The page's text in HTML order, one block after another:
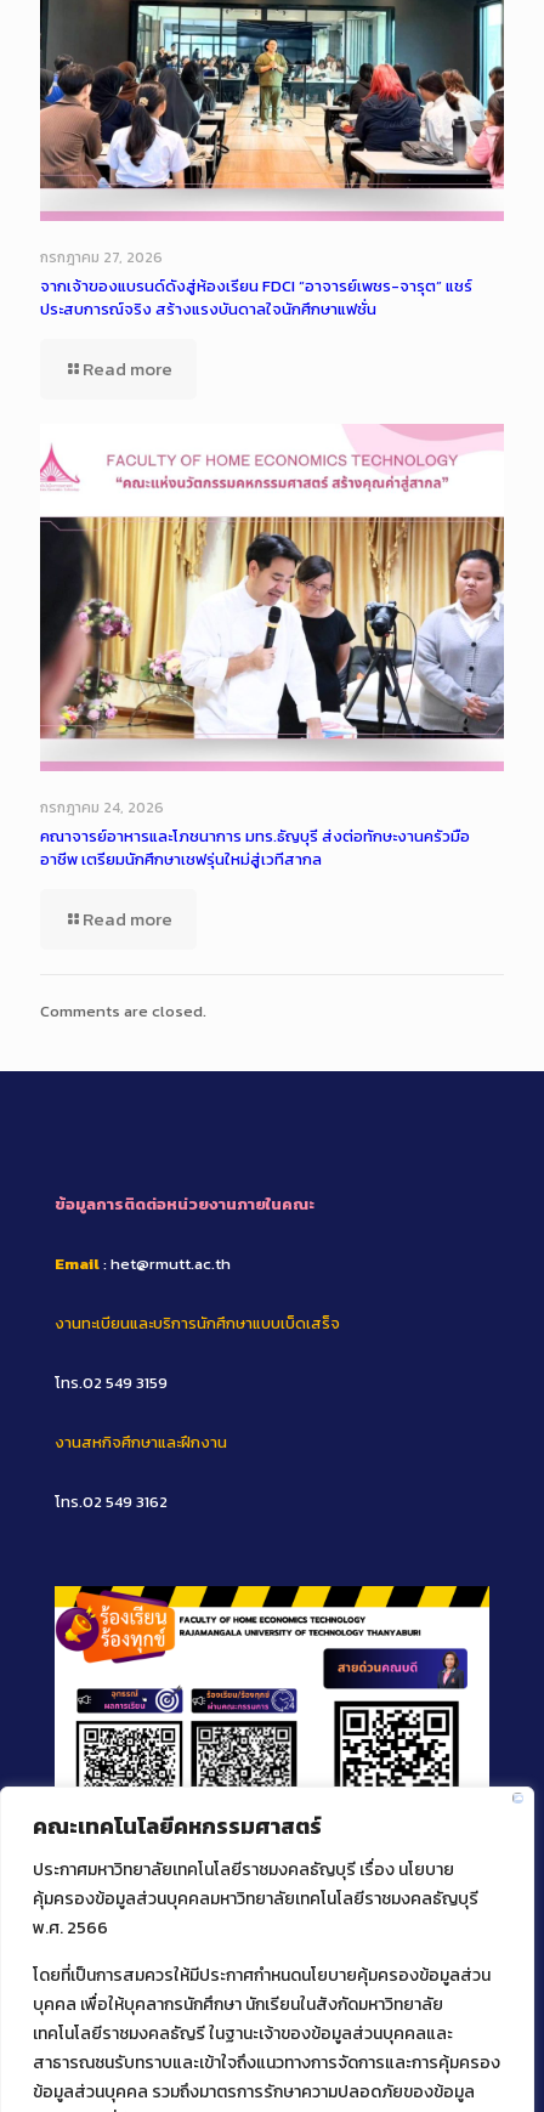
คณะเทคโนโลยีคหกรรมศาสตร์
ประกาศมหาวิทยาลัยเทคโนโลยีราชมงคลธัญบุรี เรื่อง นโยบาย
คุ้มครองข้อมูลส่วนบุคคลมหาวิทยาลัยเทคโนโลยีราชมงคลธัญบุรี
พ.ศ. 2566
โดยที่เป็นการสมควรให้มีประกาศกำหนดนโยบายคุ้มครองข้อมูลส่วน
บุคคล เพื่อให้บุคลากรนักศึกษา นักเรียนในสังกัดมหาวิทยาลัย
เทคโนโลยีราชมงคลธัญรี ในฐานะเจ้าของข้อมูลส่วนบุคคลและ
สาธารณชนรับทราบและเข้าใจถึงแนวทางการจัดการและการคุ้มครอง
ข้อมูลส่วนบุคคล รวมถึงมาตรการรักษาความปลอดภัยของข้อมูล
กรกฎาคม 27, 2026
จากเจ้าของแบรนด์ดังสู่ห้องเรียน FDCI “อาจารย์เพชร-จารุต” แชร์
ประสบการณ์จริง สร้างแรงบันดาลใจนักศึกษาแฟชั่น
Read more
กรกฎาคม 24, 2026
คณาจารย์อาหารและโภชนาการ มทร.ธัญบุรี ส่งต่อทักษะงานครัวมือ
อาชีพ เตรียมนักศึกษาเชฟรุ่นใหม่สู่เวทีสากล
Read more
Comments are closed.
ข้อมูลการติดต่อหน่วยงานภายในคณะ
Email: het@rmutt.ac.th
งานทะเบียนและบริการนักศึกษาแบบเบ็ดเสร็จ
โทร.02 549 3159
งานสหกิจศึกษาและฝึกงาน
โทร.02 549 3162
ติดต่อคณะเทคโนโลยีคหกรรมศาสตร์
39 หมู่ 1
ต.คลองหก อ. คลองหลวง
จ.ปทุมธานี 12120